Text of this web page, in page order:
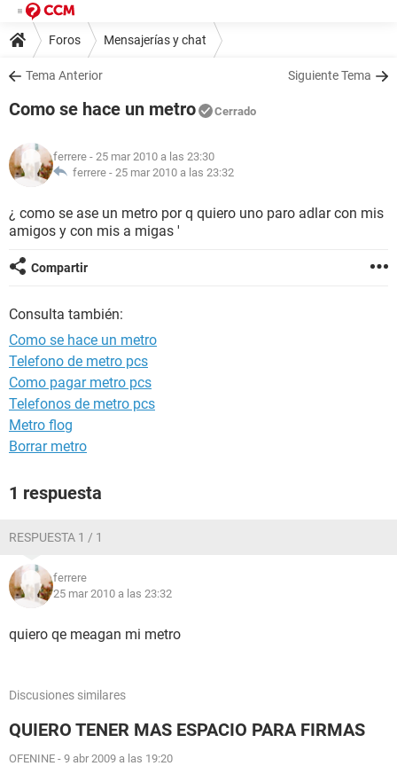
Foros Mensajerías y chat
Tema Anterior Siguiente Tema
Como se hace un metro Cerrado
ferrere - 25 mar 2010 a las 23:30
ferrere - 25 mar 2010 a las 23:32
¿ como se ase un metro por q quiero uno paro adlar con mis
amigos y con mis a migas '
Compartir
Consulta también:
Como se hace un metro
Telefono de metro pcs
Como pagar metro pcs
Telefonos de metro pcs
Metro flog
Borrar metro
1 respuesta
RESPUESTA 1 / 1
ferrere
25 mar 2010 a las 23:32
quiero qe meagan mi metro
Discusiones similares
QUIERO TENER MAS ESPACIO PARA FIRMAS
OFENINE - 9 abr 2009 a las 19:20